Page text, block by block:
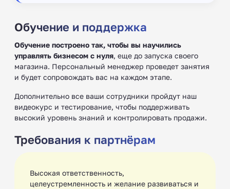
Обучение и поддержка
Обучение построено так, чтобы вы научились
управлять бизнесом с нуля, еще до запуска своего
магазина. Персональный менеджер проведет занятия
и будет сопровождать вас на каждом этапе.
Дополнительно все ваши сотрудники пройдут наш
видеокурс и тестирование, чтобы поддерживать
высокий уровень знаний и контролировать продажи.
Требования к партнёрам
Высокая ответственность,
целеустремленность и желание развиваться и